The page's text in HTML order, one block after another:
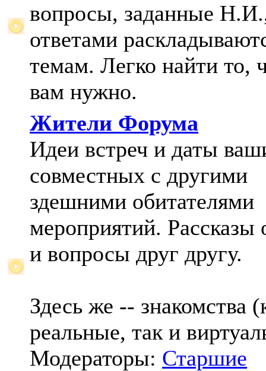
вопросы, заданные
ответами
темам. Легко найти то,
вам нужно.
Жители Форума
Идеи встреч и даты
совместных с другими
здешними обитателями
мероприятий. Рассказы
и вопросы друг другу.
Здесь же -- знакомства
реальные, так и
Модераторы: Старшие